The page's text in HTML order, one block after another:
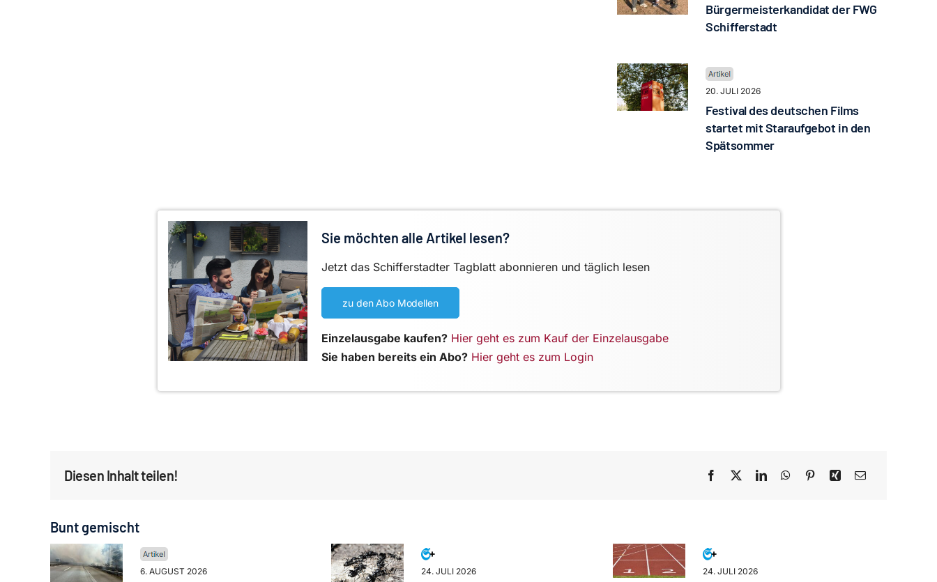
Bürgermeisterkandidat der FWG
Schifferstadt
20. JULI 2026
Festival des deutschen Films
startet mit Staraufgebot in den
Spätsommer
Sie möchten alle Artikel lesen?
Jetzt das Schifferstadter Tagblatt abonnieren und täglich lesen
zu den Abo Modellen
Einzelausgabe kaufen? Hier geht es zum Kauf der Einzelausgabe
Sie haben bereits ein Abo? Hier geht es zum Login
Diesen Inhalt teilen!
Bunt gemischt
6. AUGUST 2026 24. JULI 2026 24. JULI 2026